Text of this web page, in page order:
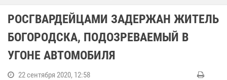
РОСГВАРДЕЙЦАМИ ЗАДЕРЖАН ЖИТЕЛЬ
БОГОРОДСКА, ПОДОЗРЕВАЕМЫЙ В
УГОНЕ АВТОМОБИЛЯ
22 сентября 2020, 12:58